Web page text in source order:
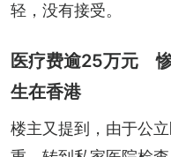
轻，没有接受。
医疗费逾25万元
生在香港
楼主又提到，由于公